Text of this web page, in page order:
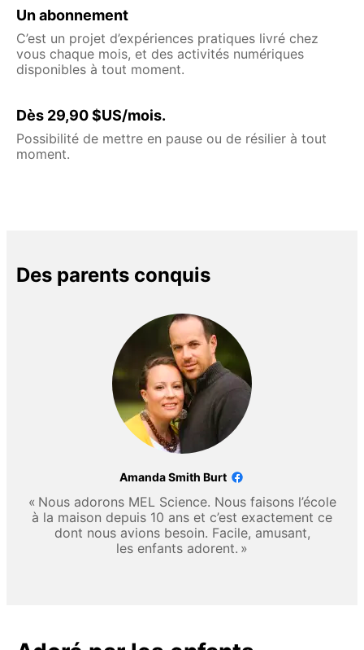
Un abonnement
C’est un projet d’expériences pratiques livré chez
vous chaque mois, et des activités numériques
disponibles à tout moment.
Dès 29,90 $US/mois.
Possibilité de mettre en pause ou de résilier à tout
moment.
Des parents conquis
Amanda Smith Burt
« Nous adorons MEL Science. Nous faisons l’école
à la maison depuis 10 ans et c’est exactement ce
dont nous avions besoin. Facile, amusant,
les enfants adorent. »